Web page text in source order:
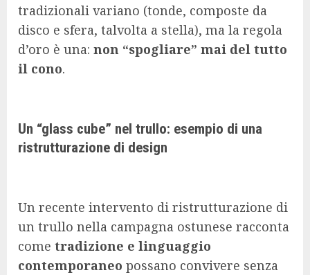
tradizionali variano (tonde, composte da
disco e sfera, talvolta a stella), ma la regola
d’oro è una: non “spogliare” mai del tutto
il cono.
Un “glass cube” nel trullo: esempio di una
ristrutturazione di design
Un recente intervento di ristrutturazione di
un trullo nella campagna ostunese racconta
come tradizione e linguaggio
contemporaneo possano convivere senza